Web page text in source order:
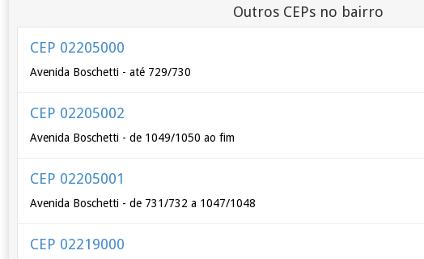
Outros CEPs no bairro
CEP 02205000
Avenida Boschetti - até 729/730
CEP 02205002
Avenida Boschetti - de 1049/1050 ao fim
CEP 02205001
Avenida Boschetti - de 731/732 a 1047/1048
CEP 02219000